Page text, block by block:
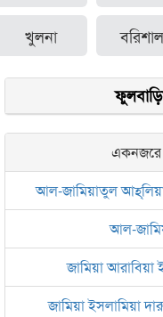
খুলনা বরিশাল
একনজরে
আল-জামিয়াতুল
আল-
জামিয়া আরাবিয়া
জামিয়া ইসলামিয়া